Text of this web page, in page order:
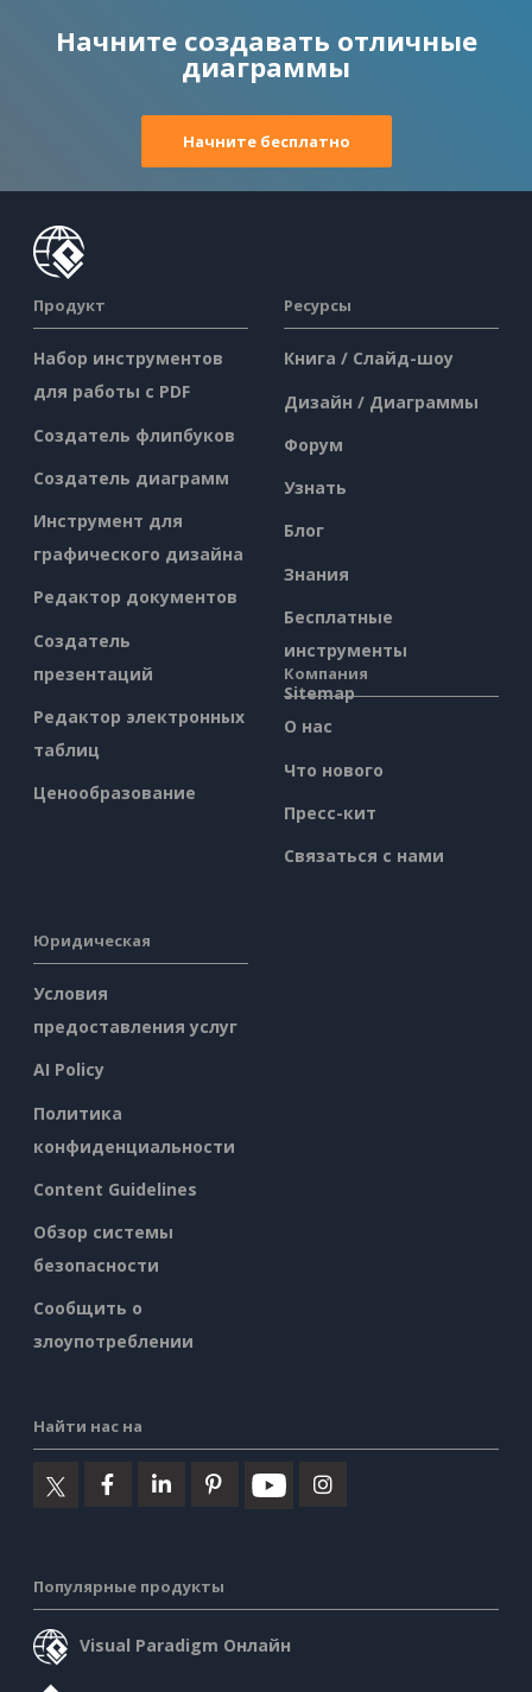
Начните создавать отличные
диаграммы
Начните бесплатно
Продукт
Набор инструментов
для работы с PDF
Создатель флипбуков
Создатель диаграмм
Инструмент для
графического дизайна
Редактор документов
Создатель
презентаций
Редактор электронных
таблиц
Ценообразование
Ресурсы
Книга / Слайд-шоу
Дизайн / Диаграммы
Форум
Узнать
Блог
Знания
Бесплатные
инструменты
Sitemap
Компания
О нас
Что нового
Пресс-кит
Связаться с нами
Юридическая
Условия
предоставления услуг
AI Policy
Политика
конфиденциальности
Content Guidelines
Обзор системы
безопасности
Сообщить о
злоупотреблении
Найти нас на
Популярные продукты
Visual Paradigm Онлайн